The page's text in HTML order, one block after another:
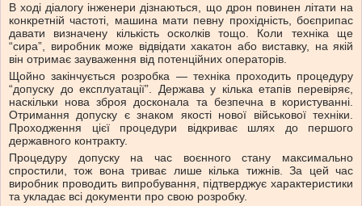
В ході діалогу інженери дізнаються, що дрон повинен літати на
конкретній частоті, машина мати певну прохідність, боєприпас
давати визначену кількість осколків тощо. Коли техніка ще
“сира”, виробник може відвідати хакатон або виставку, на якій
він отримає зауваження від потенційних операторів.
Щойно закінчується розробка — техніка проходить процедуру
“допуску до експлуатації”. Держава у кілька етапів перевіряє,
наскільки нова зброя досконала та безпечна в користуванні.
Отримання допуску є знаком якості нової військової техніки.
Проходження цієї процедури відкриває шлях до першого
державного контракту.
Процедуру допуску на час воєнного стану максимально
спростили, тож вона триває лише кілька тижнів. За цей час
виробник проводить випробування, підтверджує характеристики
та укладає всі документи про свою розробку.